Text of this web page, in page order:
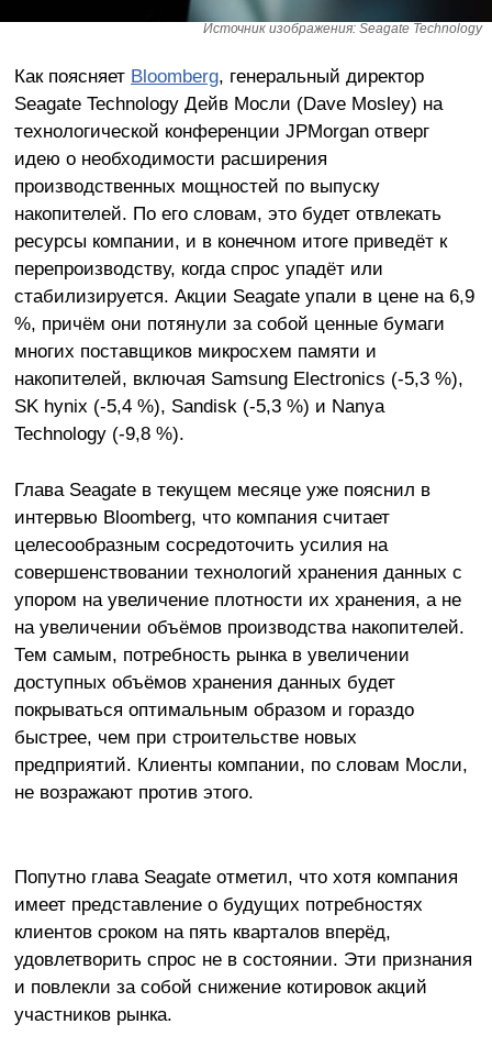
Источник изображения: Seagate Technology
Как поясняет Bloomberg, генеральный директор
Seagate Technology Дейв Мосли (Dave Mosley) на
технологической конференции JPMorgan отверг
идею о необходимости расширения
производственных мощностей по выпуску
накопителей. По его словам, это будет отвлекать
ресурсы компании, и в конечном итоге приведёт к
перепроизводству, когда спрос упадёт или
стабилизируется. Акции Seagate упали в цене на 6,9
%, причём они потянули за собой ценные бумаги
многих поставщиков микросхем памяти и
накопителей, включая Samsung Electronics (-5,3 %),
SK hynix (-5,4 %), Sandisk (-5,3 %) и Nanya
Technology (-9,8 %).
Глава Seagate в текущем месяце уже пояснил в
интервью Bloomberg, что компания считает
целесообразным сосредоточить усилия на
совершенствовании технологий хранения данных с
упором на увеличение плотности их хранения, а не
на увеличении объёмов производства накопителей.
Тем самым, потребность рынка в увеличении
доступных объёмов хранения данных будет
покрываться оптимальным образом и гораздо
быстрее, чем при строительстве новых
предприятий. Клиенты компании, по словам Мосли,
не возражают против этого.
Попутно глава Seagate отметил, что хотя компания
имеет представление о будущих потребностях
клиентов сроком на пять кварталов вперёд,
удовлетворить спрос не в состоянии. Эти признания
и повлекли за собой снижение котировок акций
участников рынка.